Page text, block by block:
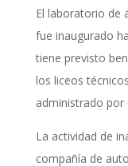
El laboratorio de
fue inaugurado
tiene previsto
los liceos
administrado por
La actividad de
compañía de